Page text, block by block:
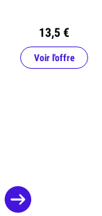
13,5 €
Voir l'offre